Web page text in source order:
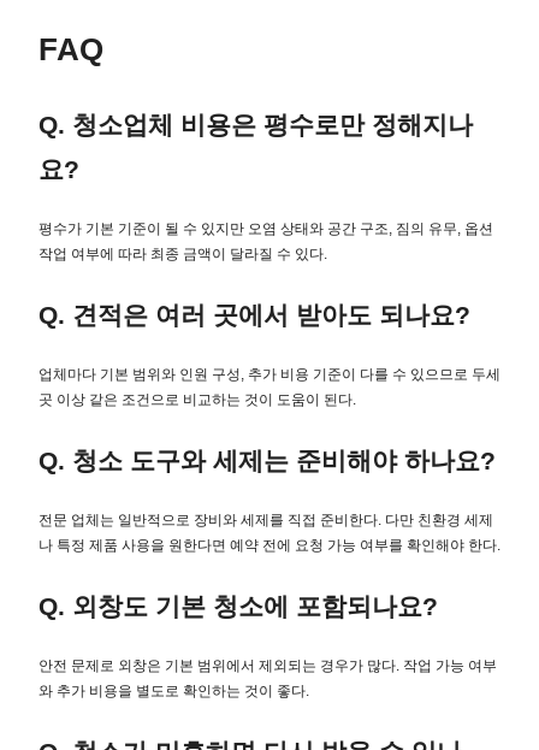
FAQ
Q. 청소업체 비용은 평수로만 정해지나
요?
평수가 기본 기준이 될 수 있지만 오염 상태와 공간 구조, 짐의 유무, 옵션
작업 여부에 따라 최종 금액이 달라질 수 있다.
Q. 견적은 여러 곳에서 받아도 되나요?
업체마다 기본 범위와 인원 구성, 추가 비용 기준이 다를 수 있으므로 두세
곳 이상 같은 조건으로 비교하는 것이 도움이 된다.
Q. 청소 도구와 세제는 준비해야 하나요?
전문 업체는 일반적으로 장비와 세제를 직접 준비한다. 다만 친환경 세제
나 특정 제품 사용을 원한다면 예약 전에 요청 가능 여부를 확인해야 한다.
Q. 외창도 기본 청소에 포함되나요?
안전 문제로 외창은 기본 범위에서 제외되는 경우가 많다. 작업 가능 여부
와 추가 비용을 별도로 확인하는 것이 좋다.